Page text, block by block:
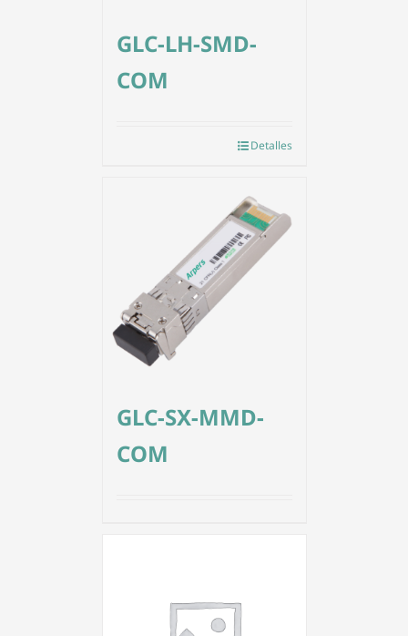
GLC-LH-SMD-
COM
Detalles
GLC-SX-MMD-
COM